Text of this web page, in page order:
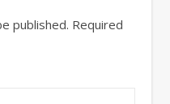
published. Required